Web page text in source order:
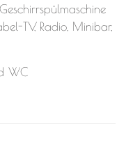
TV, Radio, Minibar,
WC